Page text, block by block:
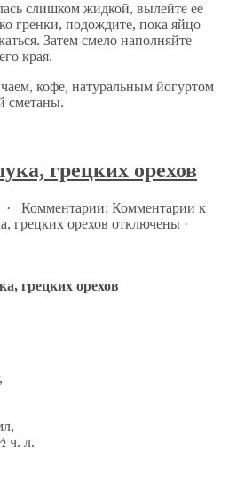
слишком жидкой, вылейте ее
гренки, подождите, пока яйцо
Затем смело наполняйте
края.
кофе, натуральным йогуртом
сметаны.
грецких орехов
· Комментарии: Комментарии к
грецких орехов отключены ·
ч. л.